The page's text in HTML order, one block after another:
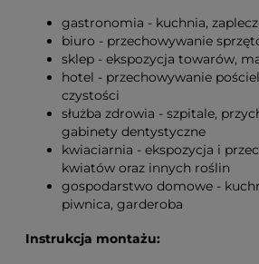
gastronomia - kuchnia,
biuro - przechowywanie
sklep - ekspozycja towarów,
hotel - przechowywanie
czystości
służba zdrowia - szpitale,
gabinety dentystyczne
kwiaciarnia - ekspozycja i
kwiatów oraz innych roślin
gospodarstwo domowe -
piwnica, garderoba
Instrukcja montażu: